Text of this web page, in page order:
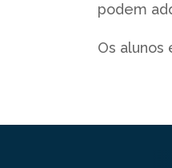
podem
Os alunos